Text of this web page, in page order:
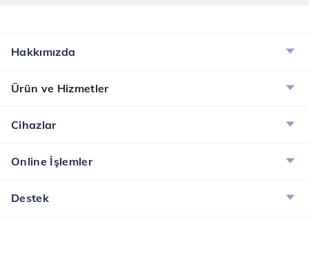
Hakkımızda
Ürün ve Hizmetler
Cihazlar
Online İşlemler
Destek